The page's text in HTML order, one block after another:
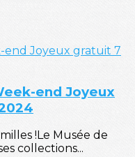
end Joyeux
!Le Musée de
collections...